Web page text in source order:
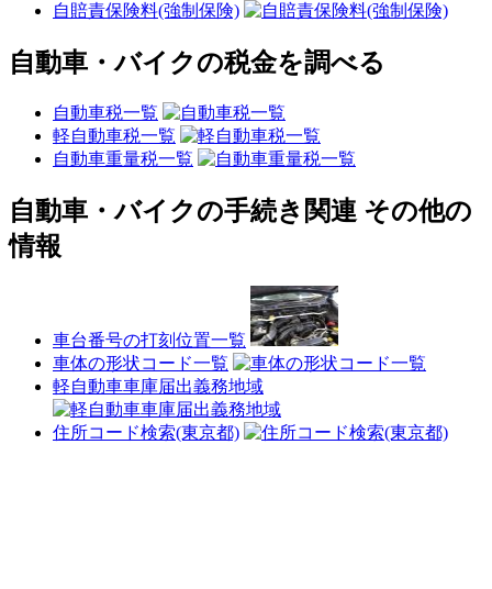
自賠責保険料(強制保険)
自動車・バイクの税金を調べる
自動車税一覧
軽自動車税一覧
自動車重量税一覧
自動車・バイクの手続き関連 その他の
情報
車台番号の打刻位置一覧
車体の形状コード一覧
軽自動車車庫届出義務地域
住所コード検索(東京都)